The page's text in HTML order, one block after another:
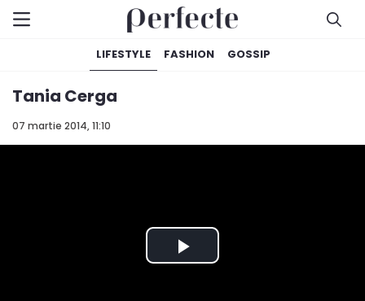
LIFESTYLE FASHION GOSSIP
07 martie 2014, 11:10
Tania Cerga